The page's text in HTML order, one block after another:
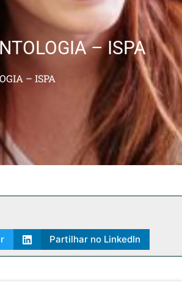
– ISPA
– ISPA
Partilhar no LinkedIn